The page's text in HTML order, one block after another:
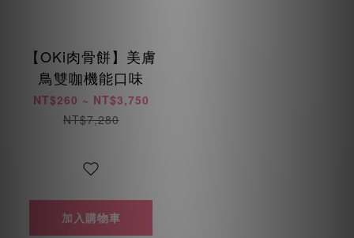
【OKi肉骨餅】美膚
鳥雙咖機能口味
NT$260 ~ NT$3,750
NT$7,280
加入購物車